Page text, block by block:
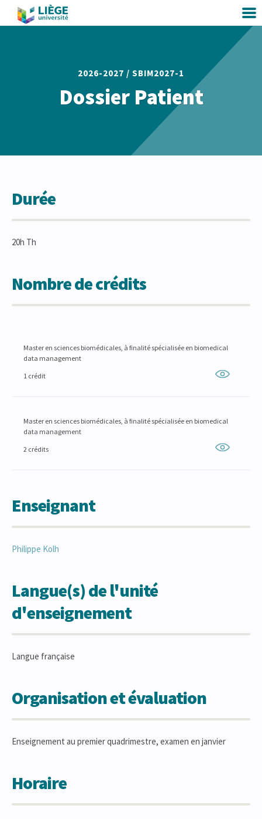
2026-2027 / SBIM2027-1
Dossier Patient
Durée
20h Th
Nombre de crédits
Master en sciences biomédicales, à finalité spécialisée en biomedical
data management
1 crédit
Master en sciences biomédicales, à finalité spécialisée en biomedical
data management
2 crédits
Enseignant
Philippe Kolh
Langue(s) de l'unité
d'enseignement
Langue française
Organisation et évaluation
Enseignement au premier quadrimestre, examen en janvier
Horaire